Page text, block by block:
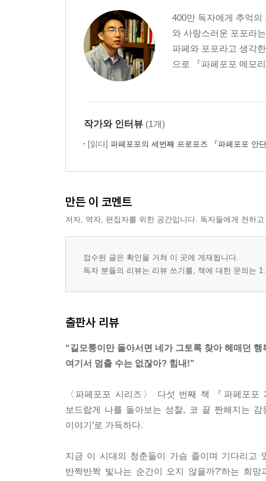
400만 독자에게 추억
와 사랑스러운 포포라
파페와 포포라고 생각
으로 『파페포포 메모
작가와 인터뷰 (1개)
[읽다] 파페포포의 세번째 프로포즈 『파페포포 안
만든 이 코멘트
저자, 역자, 편집자를 위한 공간입니다. 독자들에게 전하
접수된 글은 확인을 거쳐 이 곳에 게재됩니다.
독자 분들의 리뷰는 리뷰 쓰기를, 책에 대한 문의는
출판사 리뷰
“길모퉁이만 돌아서면 네가 그토록 찾아 헤매던 행
여기서 멈출 수는 없잖아? 힘내!”
〈파페포포 시리즈〉 다섯 번째 책 『파페포
보드랍게 나를 돌아보는 성찰, 코 끝 짠해지는
이야기’로 가득하다.
지금 이 시대의 청춘들이 가슴 졸이며 기다리고
반짝반짝 빛나는 순간이 오지 않을까?’하는 희